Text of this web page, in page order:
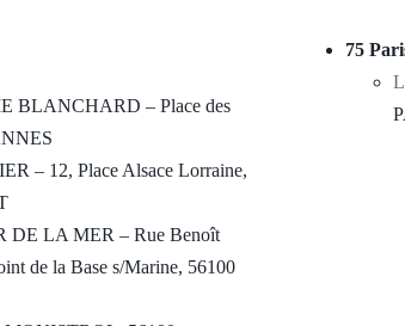
BLANCHARD – Place des
– 12, Place Alsace Lorraine,
DE LA MER – Rue Benoît
de la Base s/Marine, 56100
75